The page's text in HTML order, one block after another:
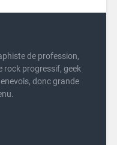
de profession,
rock progressif, geek
donc grande